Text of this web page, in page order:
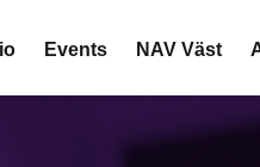
Events NAV Väst